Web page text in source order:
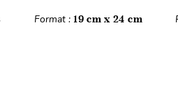
Format :19 cm x 24 cm